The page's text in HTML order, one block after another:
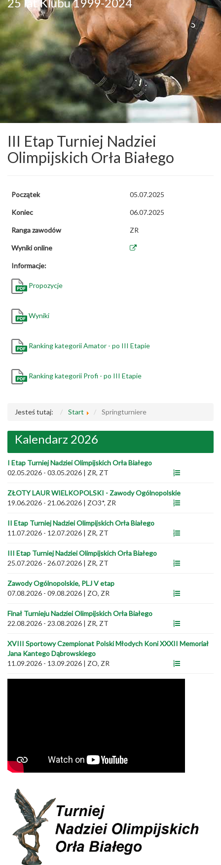
III Etap Turniej Nadziei
Olimpijskich Orła Białego
Początek 05.07.2025
Koniec 06.07.2025
Ranga zawodów ZR
Wyniki online
Informacje:
Propozycje
Wyniki
Ranking kategorii Amator - po III Etapie
Ranking kategorii Profi - po III Etapie
Jesteś tutaj: Start Springturniere
Kalendarz 2026
I Etap Turniej Nadziei Olimpijskich Orła Białego
02.05.2026 - 03.05.2026 | ZR, ZT
ZŁOTY LAUR WIELKOPOLSKI - Zawody Ogólnopolskie
19.06.2026 - 21.06.2026 | ZO3*, ZR
II Etap Turniej Nadziei Olimpijskich Orła Białego
11.07.2026 - 12.07.2026 | ZR, ZT
III Etap Turniej Nadziei Olimpijskich Orła Białego
25.07.2026 - 26.07.2026 | ZR, ZT
Zawody Ogólnopolskie, PLJ V etap
07.08.2026 - 09.08.2026 | ZO, ZR
Finał Turnieju Nadziei Olimpijskich Orła Białego
22.08.2026 - 23.08.2026 | ZR, ZT
XVIII Sportowy Czempionat Polski Młodych Koni XXXII Memoriał
Jana Kantego Dąbrowskiego
11.09.2026 - 13.09.2026 | ZO, ZR